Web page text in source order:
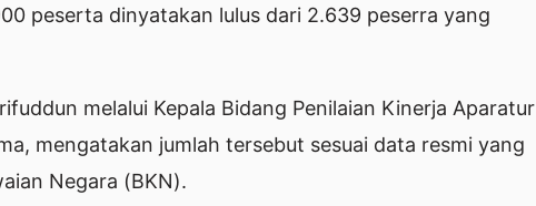
peserta dinyatakan lulus dari 2.639 peserra yang
melalui Kepala Bidang Penilaian Kinerja Aparatur
mengatakan jumlah tersebut sesuai data resmi yang
Negara (BKN).